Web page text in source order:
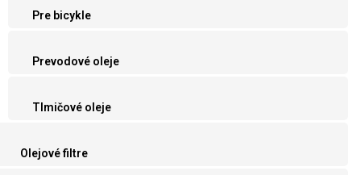
Pre bicykle
Prevodové oleje
Tlmičové oleje
Olejové filtre